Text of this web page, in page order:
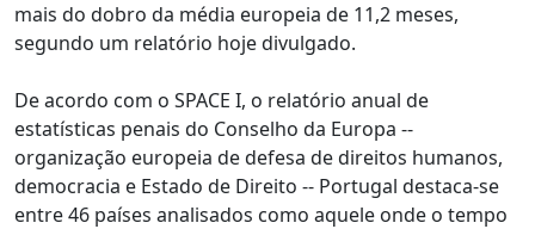
mais do dobro da média europeia de 11,2 meses,
segundo um relatório hoje divulgado.
De acordo com o SPACE I, o relatório anual de
estatísticas penais do Conselho da Europa --
organização europeia de defesa de direitos humanos,
democracia e Estado de Direito -- Portugal destaca-se
entre 46 países analisados como aquele onde o tempo